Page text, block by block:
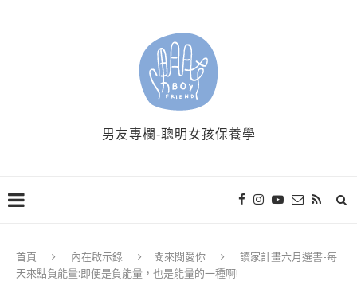
男友專欄-聰明女孩保養學
首頁 內在啟示錄 閱來閱愛你
讀家計畫六月選書-每
天來點負能量:即便是負能量，也是能量的一種啊!